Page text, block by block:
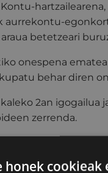
aurrekontu-
betetzeari
onespena
behar diren
2an igogailua
zerrenda.
berraztertu eta
honek